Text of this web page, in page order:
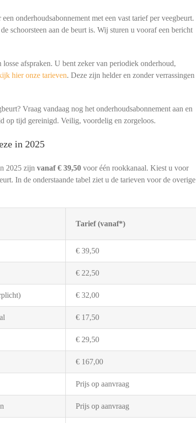
onderhoudsabonnement met een vast tarief per veegbeurt.
schoorsteen aan de beurt is. Wij sturen u vooraf een bericht
afspraken. U bent zeker van periodiek onderhoud,
hier onze tarieven. Deze zijn helder en zonder verrassingen
Vraag vandaag nog het onderhoudsabonnement aan en
op tijd gereinigd. Veilig, voordelig en zorgeloos.
in 2025
2025 zijn vanaf € 39,50voor één rookkanaal. Kiest u voor
In de onderstaande tabel ziet u de tarieven voor de overige
Tarief (vanaf*)
€ 39,50
€ 22,50
€ 32,00
€ 17,50
€ 29,50
€ 167,00
Prijs op aanvraag
Prijs op aanvraag